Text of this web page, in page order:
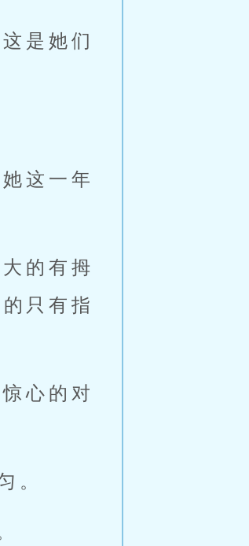
是她们
这一年
的有拇
只有指
心的对
。